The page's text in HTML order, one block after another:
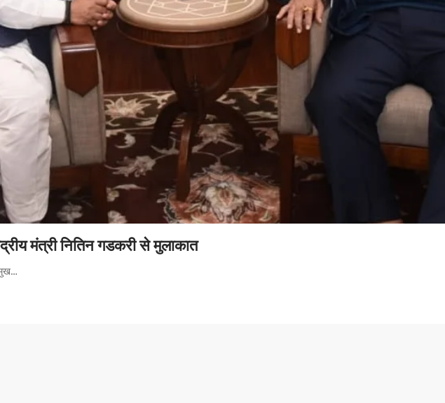
मंत्री नितिन गडकरी से मुलाकात